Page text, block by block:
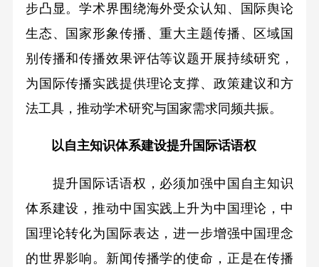
步凸显。学术界围绕海外受众认知、国际舆论
生态、国家形象传播、重大主题传播、区域国
别传播和传播效果评估等议题开展持续研究，
为国际传播实践提供理论支撑、政策建议和方
法工具，推动学术研究与国家需求同频共振。
以自主知识体系建设提升国际话语权
提升国际话语权，必须加强中国自主知识
体系建设，推动中国实践上升为中国理论，中
国理论转化为国际表达，进一步增强中国理念
的世界影响。新闻传播学的使命，正是在传播